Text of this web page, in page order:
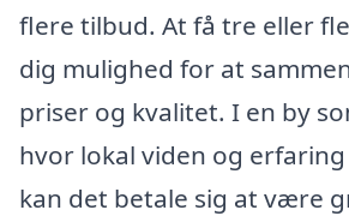
flere tilbud. At få tre eller
dig mulighed for at
priser og kvalitet. I en by
hvor lokal viden og
kan det betale sig at være